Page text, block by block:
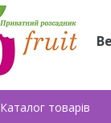
Каталог товарів